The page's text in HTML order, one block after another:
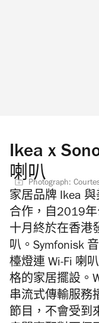
Ikea x
喇叭Photograph:
家居品牌 Ikea
合作，自2019
十月終於在香港
叭。Symfonisk
檯燈連 Wi-Fi 喇
格的家居擺設。
串流式傳輸服務
節目，不會受到